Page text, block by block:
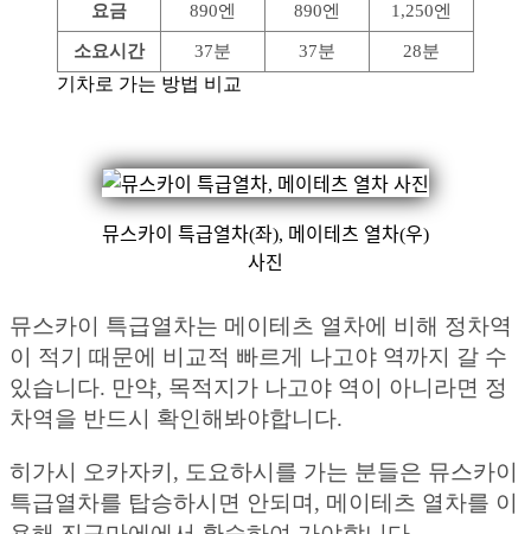
요금 890엔 890엔 1,250엔
소요시간 37분 37분 28분
기차로 가는 방법 비교
뮤스카이 특급열차(좌), 메이테츠 열차(우)
사진
뮤스카이 특급열차는 메이테츠 열차에 비해 정차역
이 적기 때문에 비교적 빠르게 나고야 역까지 갈 수
있습니다. 만약, 목적지가 나고야 역이 아니라면 정
차역을 반드시 확인해봐야합니다.
히가시 오카자키, 도요하시를 가는 분들은 뮤스카이
특급열차를 탑승하시면 안되며, 메이테츠 열차를 이